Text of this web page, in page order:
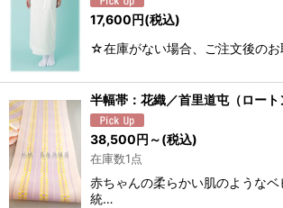
17,600円(税込)
☆在庫がない場合、ご注文後の
半幅帯：花織／首里道屯（ロー
38,500円 ～(税込)
在庫数1点
赤ちゃんの柔らかい肌のような
統…